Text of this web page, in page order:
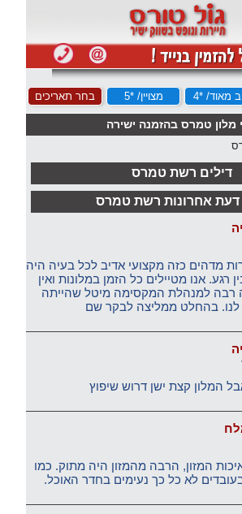
בחר תאריכים מצויין/ *5 מאוד/ *4
מלון טמרס בהזמנה ישירה
דילים רשת טמרס
דעת אחרונות רשת טמרס
מדהים כזה מקצועי אדיב לכל בעיה היה
רגע. אנו מטיילים כל הזמן במלונות ואין
רבה למנהלת המקסימה מיטל שהייתה
לנו. בהחלט ממליצה לבקר שם
המלון קצת ישן דרוש שיפוץ
המזון, הרבה מהמזון היה מתוק. כמו
לא כל כך נעימים בחדר האוכל.